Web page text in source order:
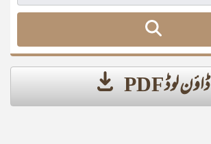
ڈاؤن لوڈ PDF